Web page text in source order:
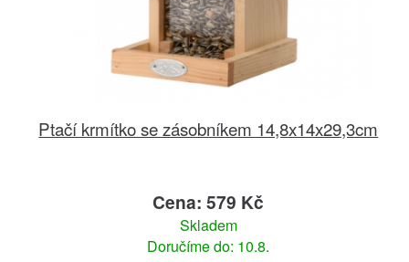
Ptačí krmítko se zásobníkem 14,8x14x29,3cm
Cena: 579 Kč
Skladem
Doručíme do: 10.8.